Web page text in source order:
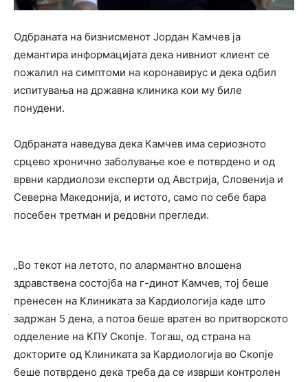
Одбраната на бизнисменот Јордан Камчев ја
демантира информацијата дека нивниот клиент се
пожалил на симптоми на коронавирус и дека одбил
испитувања на државна клиника кои му биле
понудени.
Одбраната наведува дека Камчев има сериозното
срцево хронично заболување кое е потврдено и од
врвни кардиолози експерти од Австрија, Словенија и
Северна Македонија, и истото, само по себе бара
посебен третман и редовни прегледи.
„Во текот на летото, по алармантно влошена
здравствена состојба на г-динот Камчев, тој беше
пренесен на Клиниката за Кардиологија каде што
задржан 5 дена, а потоа беше вратен во притворското
одделение на КПУ Скопје. Тогаш, од страна на
докторите од Клиниката за Кардиологија во Скопје
беше потврдено дека треба да се изврши контролен